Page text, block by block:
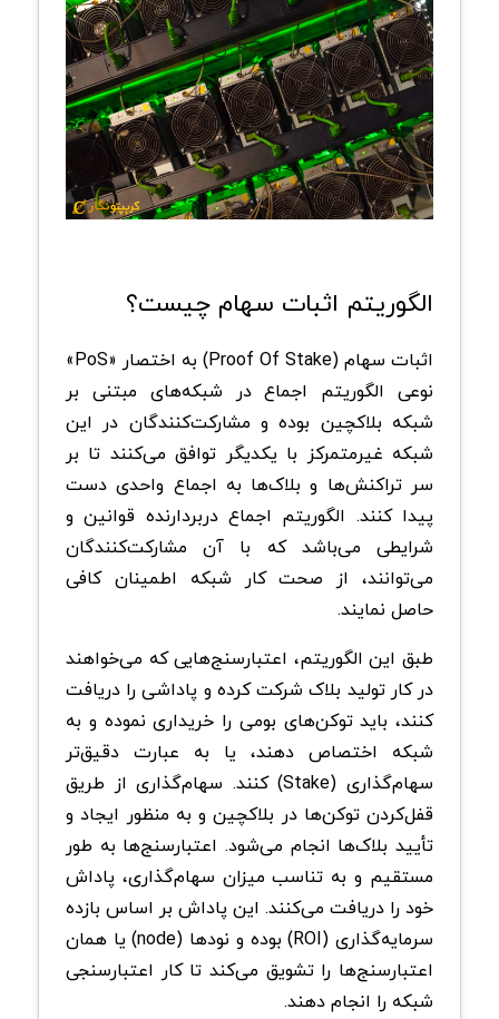
الگوریتم اثبات سهام چیست؟
اثبات سهام (Proof Of Stake) به اختصار «PoS»
نوعی الگوریتم اجماع در شبکه‌های مبتنی بر
شبکه بلاکچین بوده و مشارکت‌کنندگان در این
شبکه غیرمتمرکز با یکدیگر توافق می‌کنند تا بر
سر تراکنش‌ها و بلاک‌ها به اجماع واحدی دست
پیدا کنند. الگوریتم اجماع دربردارنده قوانین و
شرایطی می‌باشد که با آن مشارکت‌کنندگان
می‌توانند، از صحت کار شبکه اطمینان کافی
حاصل نمایند.
طبق این الگوریتم، اعتبارسنج‌هایی که می‌خواهند
در کار تولید بلاک شرکت کرده و پاداشی را دریافت
کنند، باید توکن‌های بومی را خریداری نموده و به
شبکه اختصاص دهند، یا به عبارت دقیق‌تر
سهام‌گذاری (Stake) ‌کنند. سهام‌گذاری از طریق
قفل‌کردن توکن‌ها در بلاکچین و به‌ منظور ایجاد و
تأیید بلاک‌ها انجام می‌شود. اعتبارسنج‌ها به‌ طور
مستقیم و به‌ تناسب میزان سهام‌گذاری‌، پاداش
خود را دریافت می‌کنند. این پاداش بر اساس بازده
سرمایه‌گذاری (ROI) بوده و نودها (node) یا همان
اعتبارسنج‌ها را تشویق می‌کند تا کار اعتبارسنجی
شبکه را انجام دهند.